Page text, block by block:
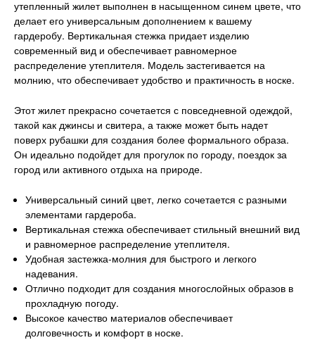
утепленный жилет выполнен в насыщенном синем цвете, что
делает его универсальным дополнением к вашему
гардеробу. Вертикальная стежка придает изделию
современный вид и обеспечивает равномерное
распределение утеплителя. Модель застегивается на
молнию, что обеспечивает удобство и практичность в носке.
Этот жилет прекрасно сочетается с повседневной одеждой,
такой как джинсы и свитера, а также может быть надет
поверх рубашки для создания более формального образа.
Он идеально подойдет для прогулок по городу, поездок за
город или активного отдыха на природе.
Универсальный синий цвет, легко сочетается с разными
элементами гардероба.
Вертикальная стежка обеспечивает стильный внешний вид
и равномерное распределение утеплителя.
Удобная застежка-молния для быстрого и легкого
надевания.
Отлично подходит для создания многослойных образов в
прохладную погоду.
Высокое качество материалов обеспечивает
долговечность и комфорт в носке.